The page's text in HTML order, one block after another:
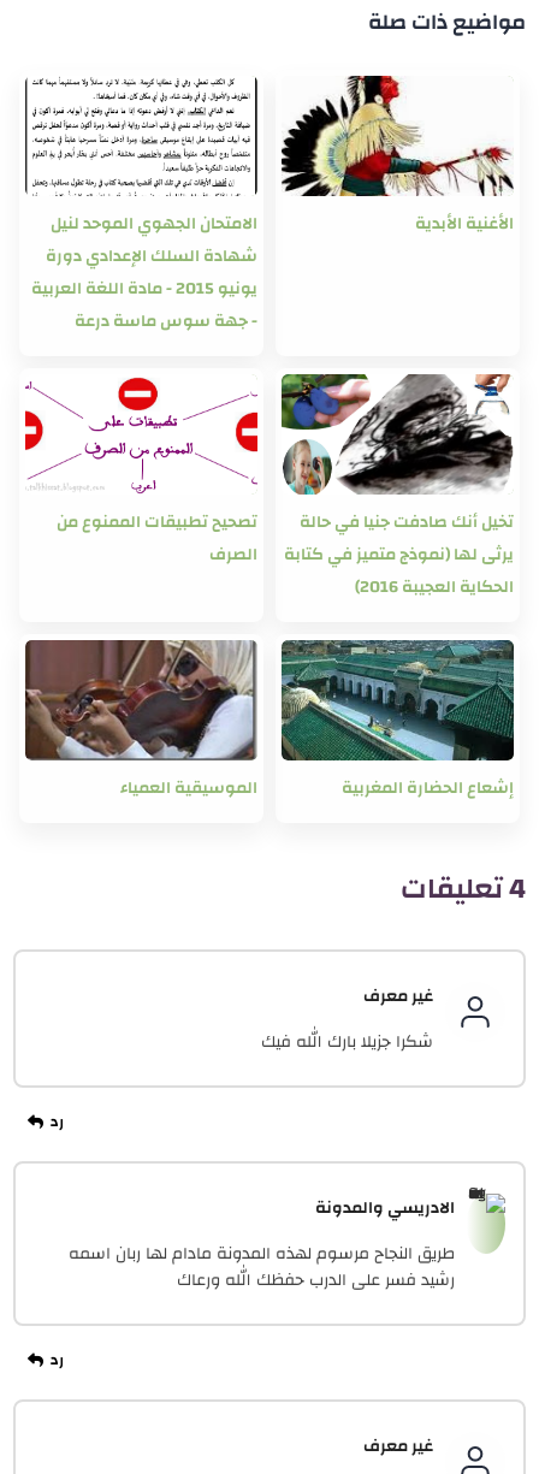
مواضيع ذات صلة
الأغنية الأبدية
الامتحان الجهوي الموحد لنيل
شهادة السلك الإعدادي دورة
يونيو 2015 - مادة اللغة العربية
- جهة سوس ماسة درعة
تخيل أنك صادفت جنيا في حالة
يرثى لها (نموذج متميز في كتابة
الحكاية العجيبة 2016)
تصحيح تطبيقات الممنوع من
الصرف
إشعاع الحضارة المغربية الموسيقية العمياء
4 تعليقات
غير معرف
شكرا جزيلا بارك الله فيك
الادريسي والمدونة
طريق النجاح مرسوم لهذه المدونة مادام لها ربان اسمه
رشيد فسر على الدرب حفظك الله ورعاك
غير معرف